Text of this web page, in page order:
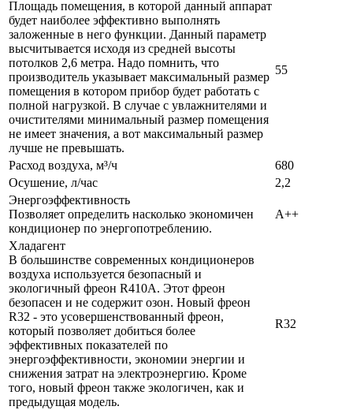
Площадь помещения, в которой данный аппарат
будет наиболее эффективно выполнять
заложенные в него функции. Данный параметр
высчитывается исходя из средней высоты
потолков 2,6 метра. Надо помнить, что
производитель указывает максимальный размер
помещения в котором прибор будет работать с
полной нагрузкой. В случае с увлажнителями и
очистителями минимальный размер помещения
не имеет значения, а вот максимальный размер
лучше не превышать.
55
Расход воздуха, м³/ч
680
Осушение, л/час
2,2
Энергоэффективность
Позволяет определить насколько экономичен
кондиционер по энергопотреблению.
A++
Хладагент
В большинстве современных кондиционеров
воздуха используется безопасный и
экологичный фреон R410A. Этот фреон
безопасен и не содержит озон. Новый фреон
R32 - это усовершенствованный фреон,
который позволяет добиться более
эффективных показателей по
энергоэффективности, экономии энергии и
снижения затрат на электроэнергию. Кроме
того, новый фреон также экологичен, как и
предыдущая модель.
R32